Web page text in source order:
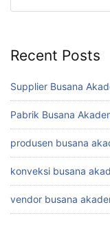
Recent Posts
Supplier Busana
Pabrik Busana
produsen busana
konveksi busana
vendor busana